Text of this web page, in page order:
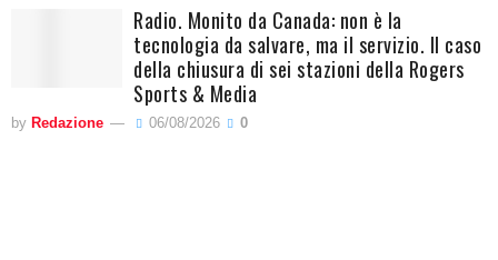
Radio. Monito da Canada: non è la
tecnologia da salvare, ma il servizio. Il caso
della chiusura di sei stazioni della Rogers
Sports & Media
by Redazione 06/08/2026 0